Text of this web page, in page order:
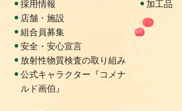
採用情報
店舗・施設
組合員募集
安全・安心宣言
放射性物質検査の取り組み
公式キャラクター『コメナ
ルド画伯』
加工品